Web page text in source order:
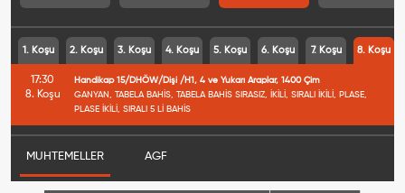
1. Koşu 2. Koşu 3. Koşu 4. Koşu 5. Koşu 6. Koşu 7. Koşu 8. Koşu
17:30
8. Koşu
Handikap 15/DHÖW/Dişi /H1, 4 ve Yukarı Araplar, 1400 Çim
GANYAN, TABELA BAHİS, TABELA BAHİS SIRASIZ, İKİLİ, SIRALI İKİLİ, PLASE,
PLASE İKİLİ, SIRALI 5 Lİ BAHİS
MUHTEMELLER AGF